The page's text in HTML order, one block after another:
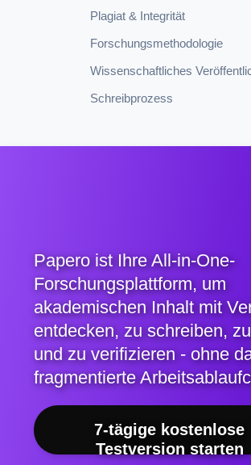
Plagiat & Integrität
Forschungsmethodologie
Wissenschaftliches
Schreibprozess
Papero ist Ihre All-in-One-
Forschungsplattform, um
akademischen Inhalt mit
entdecken, zu schreiben,
und zu verifizieren - ohne
fragmentierte
7-tägige kostenlose
Testversion starten